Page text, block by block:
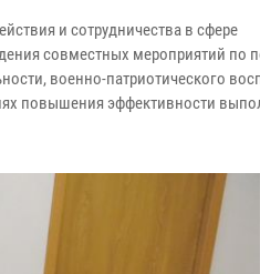
и сотрудничества в сфере
совместных мероприятий по
военно-патриотического
повышения эффективности